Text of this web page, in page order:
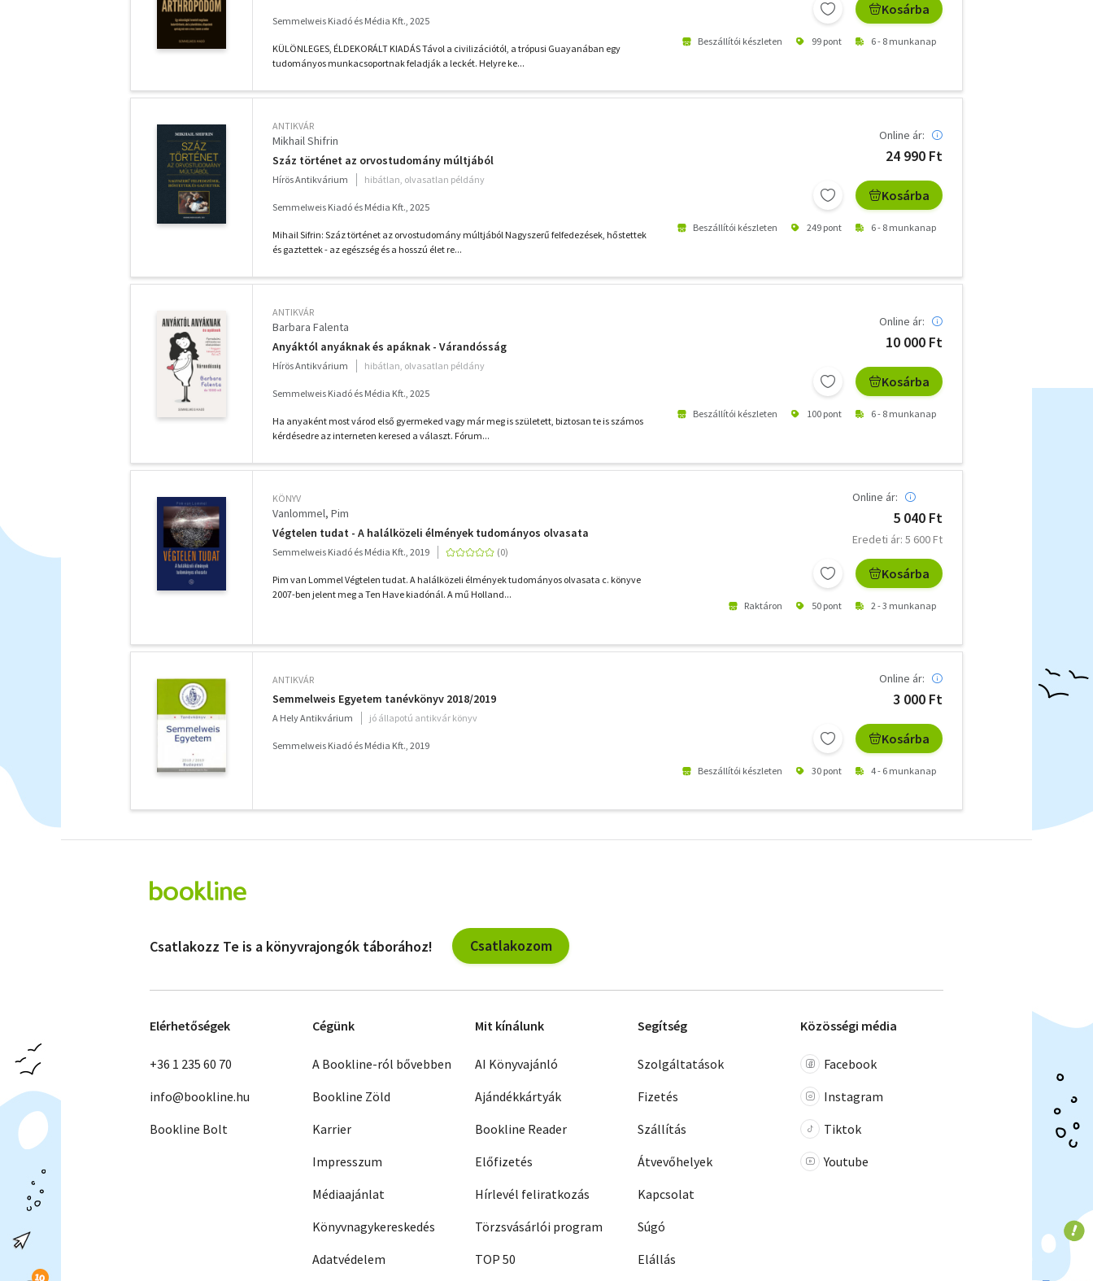
Semmelweis Kiadó és Média Kft., 2025
KÜLÖNLEGES, ÉLDEKORÁLT KIADÁS Távol a civilizációtól, a trópusi Guayanában egy
tudományos munkacsoportnak feladják a leckét. Helyre ke...
Kosárba
Beszállítói készleten 99 pont 6 - 8 munkanap
ANTIKVÁR
Mikhail Shifrin
Száz történet az orvostudomány múltjából
Hírös Antikvárium hibátlan, olvasatlan példány
Semmelweis Kiadó és Média Kft., 2025
Mihail Sifrin: Száz történet az orvostudomány múltjából Nagyszerű felfedezések, hőstettek
és gaztettek - az egészség és a hosszú élet re...
Online ár:
24 990 Ft
Kosárba
Beszállítói készleten 249 pont 6 - 8 munkanap
ANTIKVÁR
Barbara Falenta
Anyáktól anyáknak és apáknak - Várandósság
Hírös Antikvárium hibátlan, olvasatlan példány
Semmelweis Kiadó és Média Kft., 2025
Ha anyaként most várod első gyermeked vagy már meg is született, biztosan te is számos
kérdésedre az interneten keresed a választ. Fórum...
Online ár:
10 000 Ft
Kosárba
Beszállítói készleten 100 pont 6 - 8 munkanap
KÖNYV
Vanlommel, Pim
Végtelen tudat - A halálközeli élmények tudományos olvasata
Semmelweis Kiadó és Média Kft., 2019
Pim van Lommel Végtelen tudat. A halálközeli élmények tudományos olvasata c. könyve
2007-ben jelent meg a Ten Have kiadónál. A mű Holland...
Online ár:
5 040 Ft
Eredeti ár: 5 600 Ft
Kosárba
Raktáron 50 pont 2 - 3 munkanap
ANTIKVÁR
Semmelweis Egyetem tanévkönyv 2018/2019
A Hely Antikvárium jó állapotú antikvár könyv
Semmelweis Kiadó és Média Kft., 2019
Online ár:
3 000 Ft
Kosárba
Beszállítói készleten 30 pont 4 - 6 munkanap
szűrők
Csatlakozz Te is a könyvrajongók táborához! Csatlakozom
Elérhetőségek
+36 1 235 60 70
info@bookline.hu
Bookline Bolt
Cégünk
A Bookline-ról bővebben
Bookline Zöld
Karrier
Impresszum
Médiaajánlat
Könyvnagykereskedés
Adatvédelem
Mit kínálunk
AI Könyvajánló
Ajándékkártyák
Bookline Reader
Előfizetés
Hírlevél feliratkozás
Törzsvásárlói program
TOP 50
Segítség
Szolgáltatások
Fizetés
Szállítás
Átvevőhelyek
Kapcsolat
Súgó
Elállás
Közösségi média
Facebook
Instagram
Tiktok
Youtube